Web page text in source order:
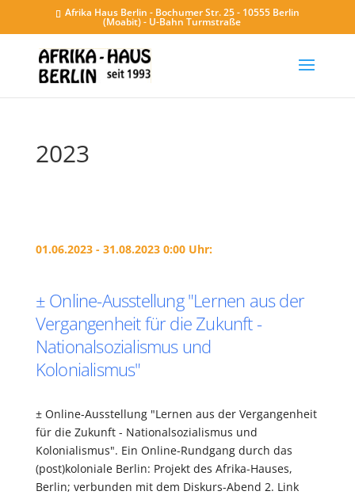
Afrika Haus Berlin - Bochumer Str. 25 - 10555 Berlin
(Moabit) - U-Bahn Turmstraße
2023
01.06.2023 - 31.08.2023 0:00 Uhr:
± Online-Ausstellung "Lernen aus der
Vergangenheit für die Zukunft -
Nationalsozialismus und
Kolonialismus"
± Online-Ausstellung "Lernen aus der Vergangenheit
für die Zukunft - Nationalsozialismus und
Kolonialismus". Ein Online-Rundgang durch das
(post)koloniale Berlin: Projekt des Afrika-Hauses,
Berlin; verbunden mit dem Diskurs-Abend 2. Link